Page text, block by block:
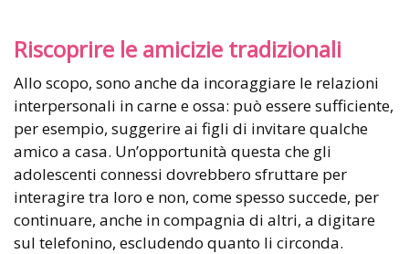
Riscoprire le amicizie tradizionali
Allo scopo, sono anche da incoraggiare le relazioni
interpersonali in carne e ossa: può essere sufficiente,
per esempio, suggerire ai figli di invitare qualche
amico a casa. Un’opportunità questa che gli
adolescenti connessi dovrebbero sfruttare per
interagire tra loro e non, come spesso succede, per
continuare, anche in compagnia di altri, a digitare
sul telefonino, escludendo quanto li circonda.